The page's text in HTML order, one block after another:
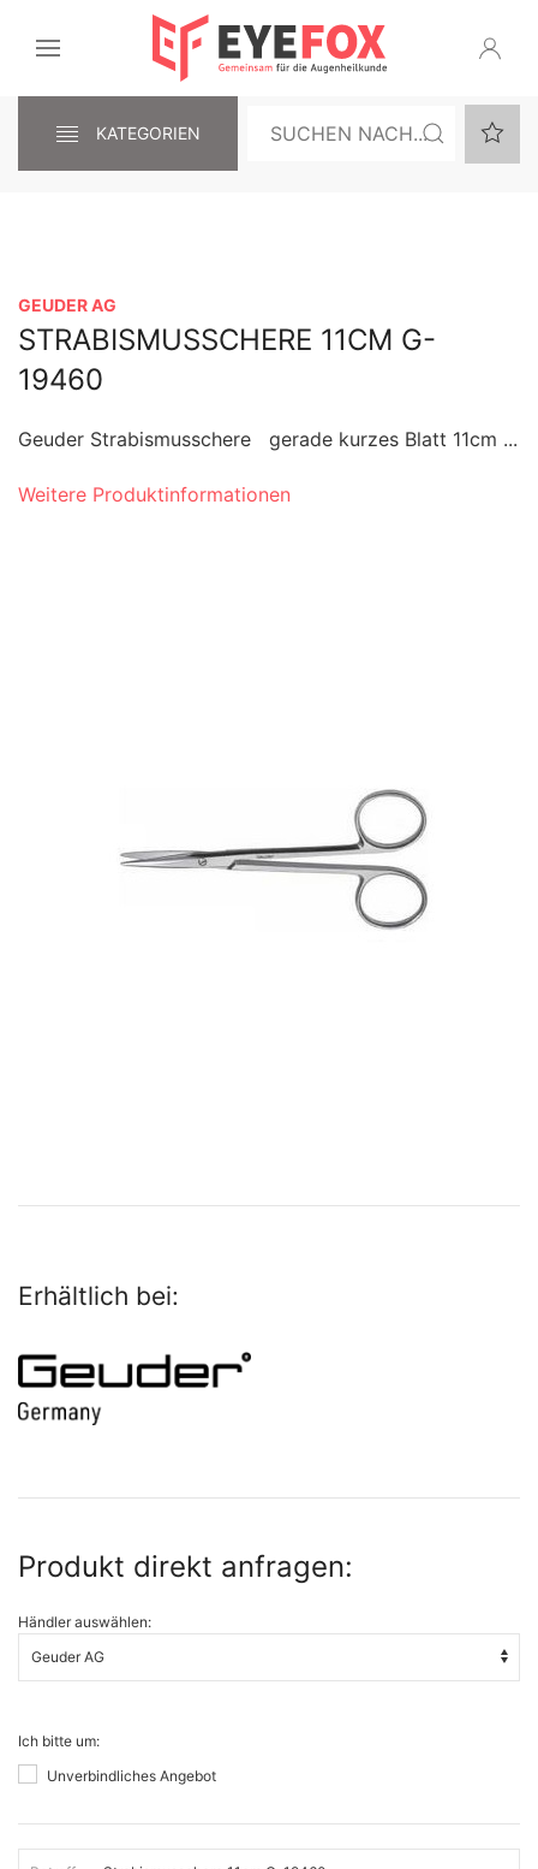
KATEGORIEN
GEUDER AG
STRABISMUSSCHERE 11CM G-
19460
Geuder Strabismusschere gerade kurzes Blatt 11cm ...
Weitere Produktinformationen
Erhältlich bei:
Produkt direkt anfragen:
Händler auswählen:
Ich bitte um:
Unverbindliches Angebot